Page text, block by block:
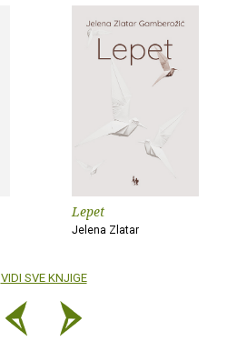
Lepet
Jelena Zlatar
VIDI SVE KNJIGE